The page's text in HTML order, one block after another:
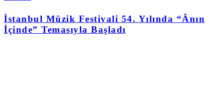
İstanbul Müzik Festivali 54. Yılında “Ânın
İçinde” Temasıyla Başladı